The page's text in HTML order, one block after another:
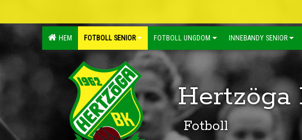
HEM FOTBOLL SENIOR FOTBOLL UNGDOM INNEBANDY SENIOR
Hertzöga
Fotboll